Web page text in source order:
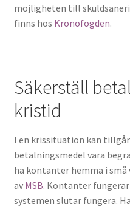
möjligheten till
finns hos Kronofogden.
Säkerställ
kristid
I en krissituation kan
betalningsmedel vara
ha kontanter hemma i
av MSB. Kontanter
systemen slutar fungera.